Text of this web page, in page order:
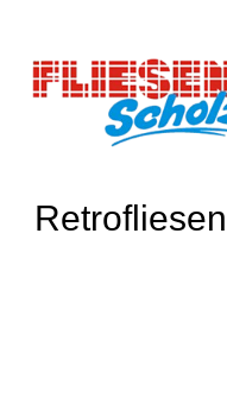
Retrofliesen